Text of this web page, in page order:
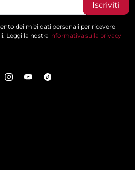
Iscriviti
dei miei dati personali per ricevere
Leggi la nostra informativa sulla privacy